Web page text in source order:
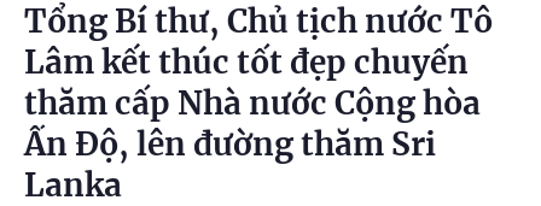
Tổng Bí thư, Chủ tịch nước Tô
Lâm kết thúc tốt đẹp chuyến
thăm cấp Nhà nước Cộng hòa
Ấn Độ, lên đường thăm Sri
Lanka